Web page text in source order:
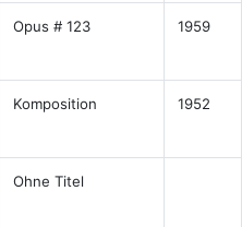
Opus # 123 1959
Komposition 1952
Ohne Titel